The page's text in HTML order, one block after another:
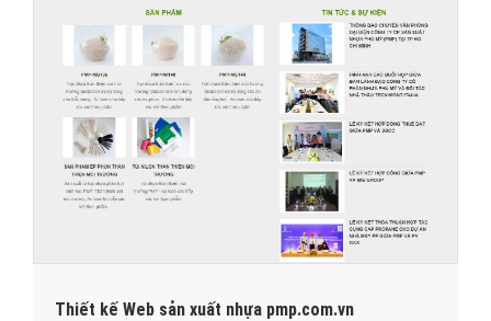
Thiết kế Web sản xuất nhựa pmp.com.vn